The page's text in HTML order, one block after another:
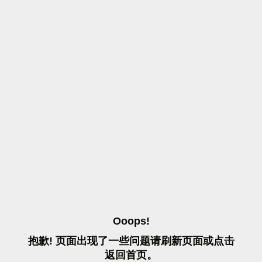
OOOPS!
抱歉! 页面出现了一些问题请刷 新页面或点击
返 回首页。